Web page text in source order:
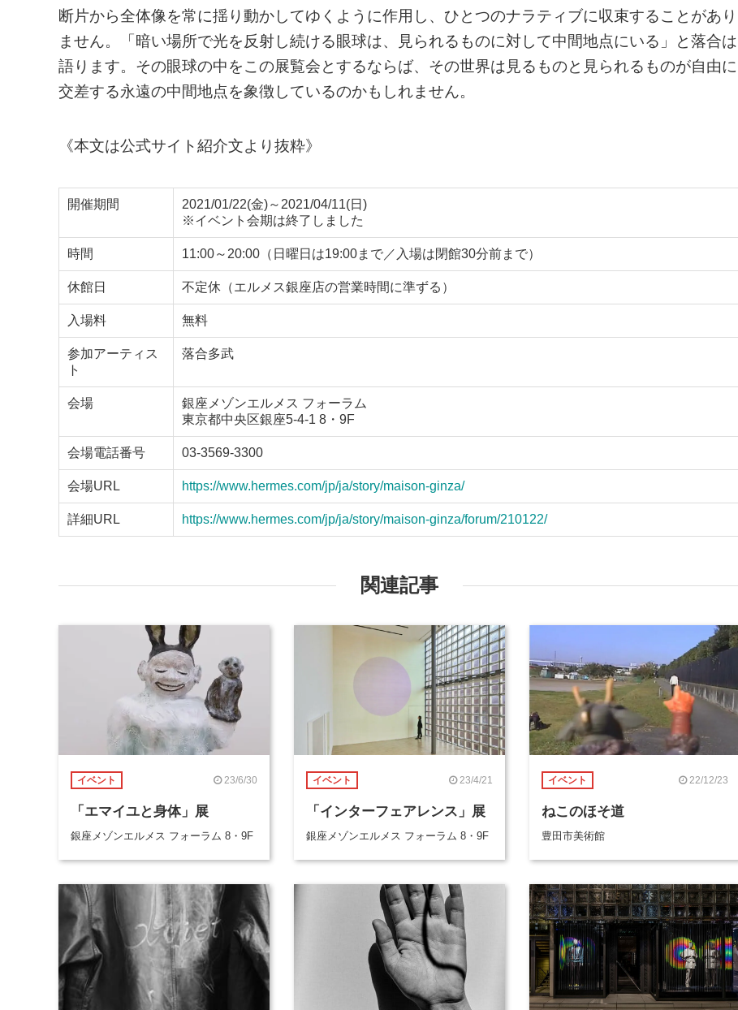
断片から全体像を常に揺り動かしてゆくように作用し、ひとつのナラティブに収束することがあり
ません。「暗い場所で光を反射し続ける眼球は、見られるものに対して中間地点にいる」と落合は
語ります。その眼球の中をこの展覧会とするならば、その世界は見るものと見られるものが自由に
交差する永遠の中間地点を象徴しているのかもしれません。
《本文は公式サイト紹介文より抜粋》
開催期間
2021/01/22(金)～2021/04/11(日)
※イベント会期は終了しました
時間 11:00～20:00（日曜日は19:00まで／入場は閉館30分前まで）
休館日 不定休（エルメス銀座店の営業時間に準ずる）
入場料 無料
参加アーティス
ト
落合多武
会場
銀座メゾンエルメス フォーラム
東京都中央区銀座5‐4‐1 8・9F
会場電話番号 03-3569-3300
会場URL https://www.hermes.com/jp/ja/story/maison-ginza/
詳細URL https://www.hermes.com/jp/ja/story/maison-ginza/forum/210122/
関連記事
イベント 23/6/30
「エマイユと身体」展
銀座メゾンエルメス フォーラム 8・9F
イベント 23/4/21
「インターフェアレンス」展
銀座メゾンエルメス フォーラム 8・9F
イベント 22/12/23
ねこのほそ道
豊田市美術館